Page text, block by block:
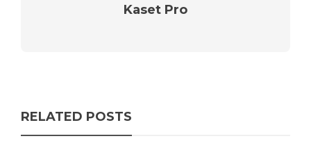
Kaset Pro
RELATED POSTS